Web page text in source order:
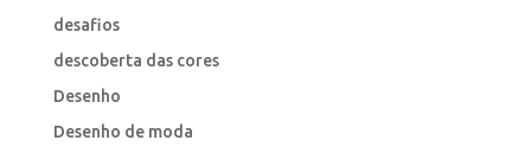
desafios
descoberta das cores
Desenho
Desenho de moda